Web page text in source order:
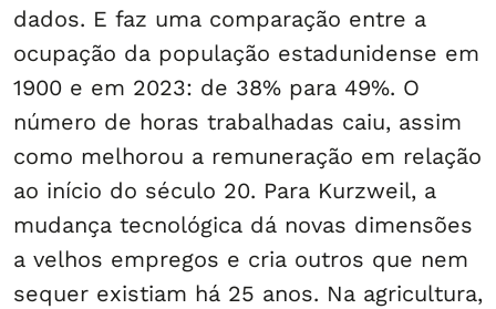
dados. E faz uma comparação entre a
ocupação da população estadunidense em
1900 e em 2023: de 38% para 49%. O
número de horas trabalhadas caiu, assim
como melhorou a remuneração em relação
ao início do século 20. Para Kurzweil, a
mudança tecnológica dá novas dimensões
a velhos empregos e cria outros que nem
sequer existiam há 25 anos. Na agricultura,